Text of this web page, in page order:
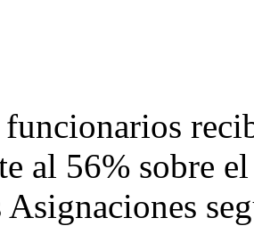
al 56% sobre